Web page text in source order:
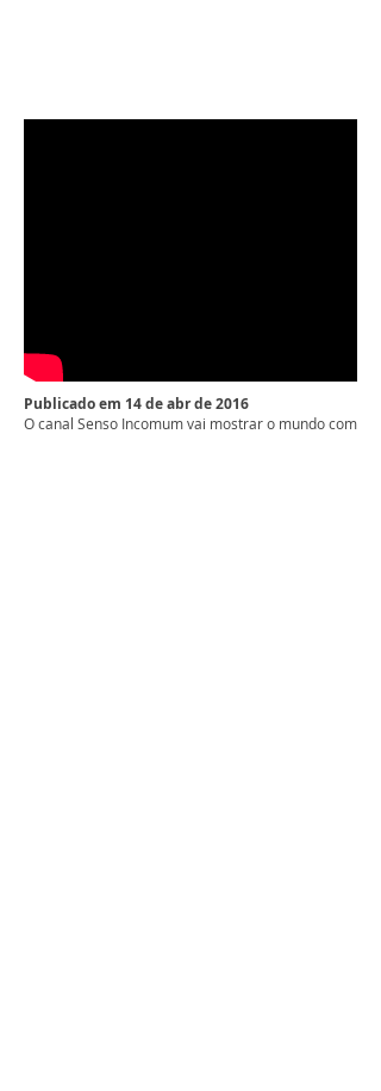
Publicado em 14 de abr de 2016
O canal Senso Incomum vai mostrar o mundo com